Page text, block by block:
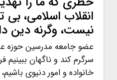
انقلاب اسلامی،
نیست، وگرنه دین
عضو جامعه مدرسین حوزه
سرگرم کند و ناگهان
خانواده و امور دنیوی